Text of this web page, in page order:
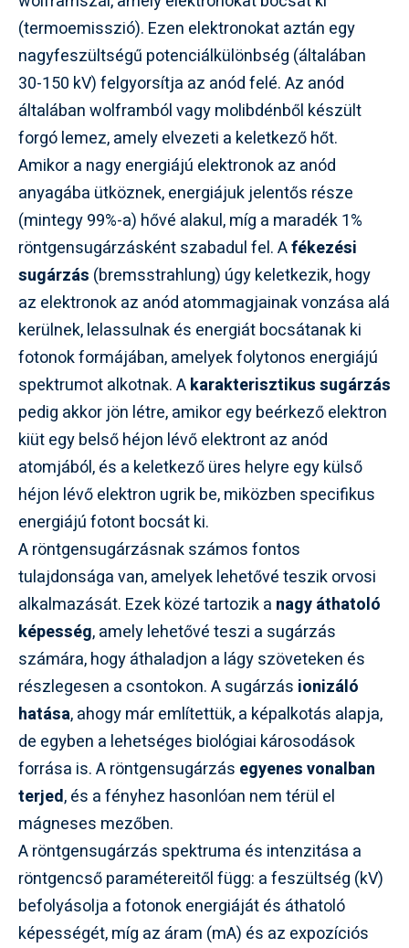
(termoemisszió). Ezen elektronokat aztán egy
nagyfeszültségű potenciálkülönbség (általában
30-150 kV) felgyorsítja az anód felé. Az anód
általában wolframból vagy molibdénből készült
forgó lemez, amely elvezeti a keletkező hőt.
Amikor a nagy energiájú elektronok az anód
anyagába ütköznek, energiájuk jelentős része
(mintegy 99%-a) hővé alakul, míg a maradék 1%
röntgensugárzásként szabadul fel. Afékezési
sugárzás (bremsstrahlung) úgy keletkezik, hogy
az elektronok az anód atommagjainak vonzása alá
kerülnek, lelassulnak és energiát bocsátanak ki
fotonok formájában, amelyek folytonos energiájú
spektrumot alkotnak. Akarakterisztikus sugárzás
pedig akkor jön létre, amikor egy beérkező elektron
kiüt egy belső héjon lévő elektront az anód
atomjából, és a keletkező üres helyre egy külső
héjon lévő elektron ugrik be, miközben specifikus
energiájú fotont bocsát ki.
A röntgensugárzásnak számos fontos
tulajdonsága van, amelyek lehetővé teszik orvosi
alkalmazását. Ezek közé tartozik a nagy áthatoló
képesség, amely lehetővé teszi a sugárzás
számára, hogy áthaladjon a lágy szöveteken és
részlegesen a csontokon. A sugárzás ionizáló
hatása, ahogy már említettük, a képalkotás alapja,
de egyben a lehetséges biológiai károsodások
forrása is. A röntgensugárzás egyenes vonalban
terjed, és a fényhez hasonlóan nem térül el
mágneses mezőben.
A röntgensugárzás spektruma és intenzitása a
röntgencső paramétereitől függ: a feszültség (kV)
befolyásolja a fotonok energiáját és áthatoló
képességét, míg az áram (mA) és az expozíciós